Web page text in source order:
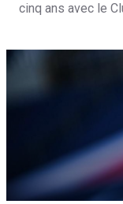
cinq ans avec le
🔴
— Paris Saint-